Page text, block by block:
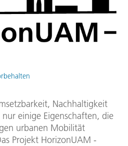
Nachhaltigkeit
einige Eigenschaften, die
urbanen Mobilität
Projekt HorizonUAM -